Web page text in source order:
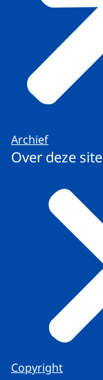
Archief
Over deze site
Copyright